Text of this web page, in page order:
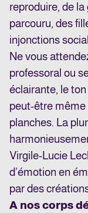
reproduire, de
parcouru, des
injonctions
Ne vous
professoral ou
éclairante, le
peut-être même
planches. La
Virgile-Lucie
d’émotion en
par des
A nos corps